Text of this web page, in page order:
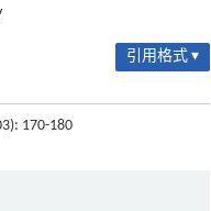
引用格式 ▾
170-180